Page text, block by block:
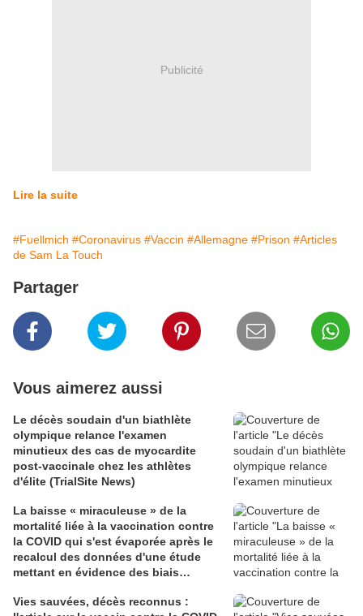
Publicité
Lire la suite
#Fuellmich #Coronavirus #Vaccin #Allemagne #Prison #Articles
de Sam La Touch
Partager
Vous aimerez aussi
Le décès soudain d'un biathlète
olympique relance l'examen
minutieux des cas de myocardite
post-vaccinale chez les athlètes
d'élite (TrialSite News)
La baisse « miraculeuse » de la
mortalité liée à la vaccination contre
la COVID qui s'est évaporée après le
recalcul des données d'une étude
mettant en évidence des biais
Vies sauvées, décès reconnus :